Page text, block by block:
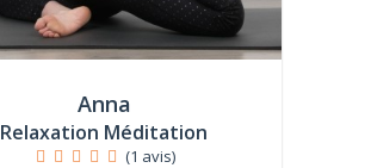
Anna
Relaxation Méditation
(1 avis)